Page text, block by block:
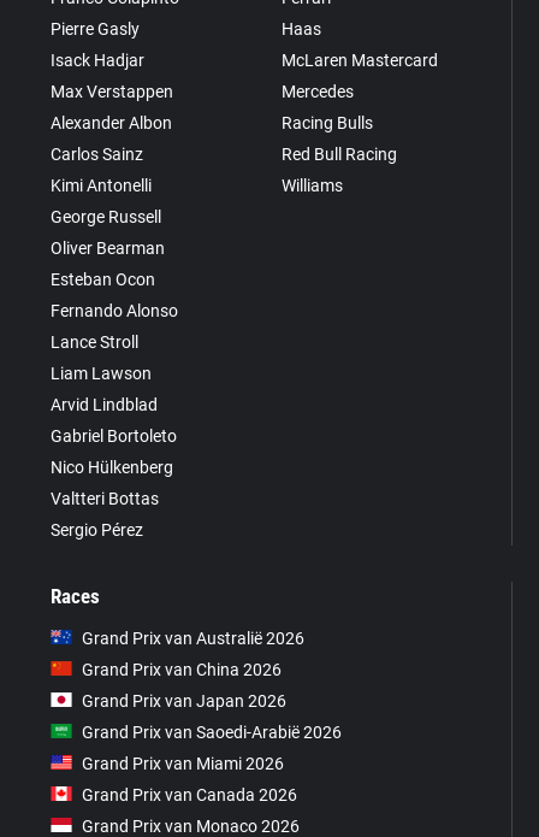
Pierre Gasly
Isack Hadjar
Max Verstappen
Alexander Albon
Carlos Sainz
Kimi Antonelli
George Russell
Oliver Bearman
Esteban Ocon
Fernando Alonso
Lance Stroll
Liam Lawson
Arvid Lindblad
Gabriel Bortoleto
Nico Hülkenberg
Valtteri Bottas
Sergio Pérez
Haas
McLaren Mastercard
Mercedes
Racing Bulls
Red Bull Racing
Williams
Races
Grand Prix van Australië 2026
Grand Prix van China 2026
Grand Prix van Japan 2026
Grand Prix van Saoedi-Arabië 2026
Grand Prix van Miami 2026
Grand Prix van Canada 2026
Grand Prix van Monaco 2026